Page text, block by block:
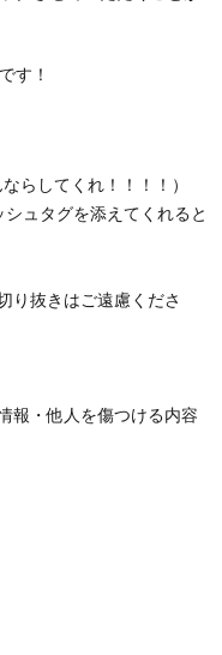
す！
らしてくれ！！！！）
ュタグを添えてくれると
り抜きはご遠慮くださ
報・他人を傷つける内容